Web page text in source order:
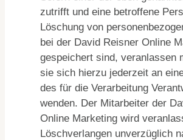
zutrifft und eine betroffene
Löschung von
bei der David Reisner Online
gespeichert sind, veranlassen
sie sich hierzu jederzeit an
des für die Verarbeitung
wenden. Der Mitarbeiter der
Online Marketing wird
Löschverlangen unverzüglich